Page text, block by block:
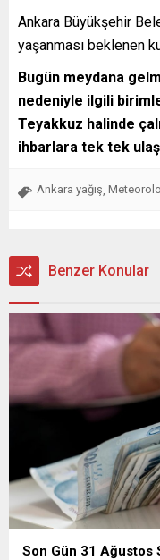
Ankara Büyükşehir
yaşanması beklenen
Bugün meydana
nedeniyle ilgili
Teyakkuz halinde
ihbarlara tek tek
Ankara yağış,
Benzer Konular
Son Gün 31 Ağustos